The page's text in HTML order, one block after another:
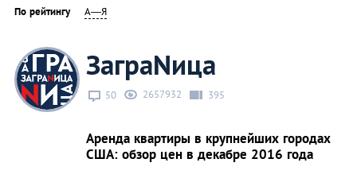
По рейтингу А—Я
ЗаграNица
50 2657932 395
Аренда квартиры в крупнейших городах
США: обзор цен в декабре 2016 года